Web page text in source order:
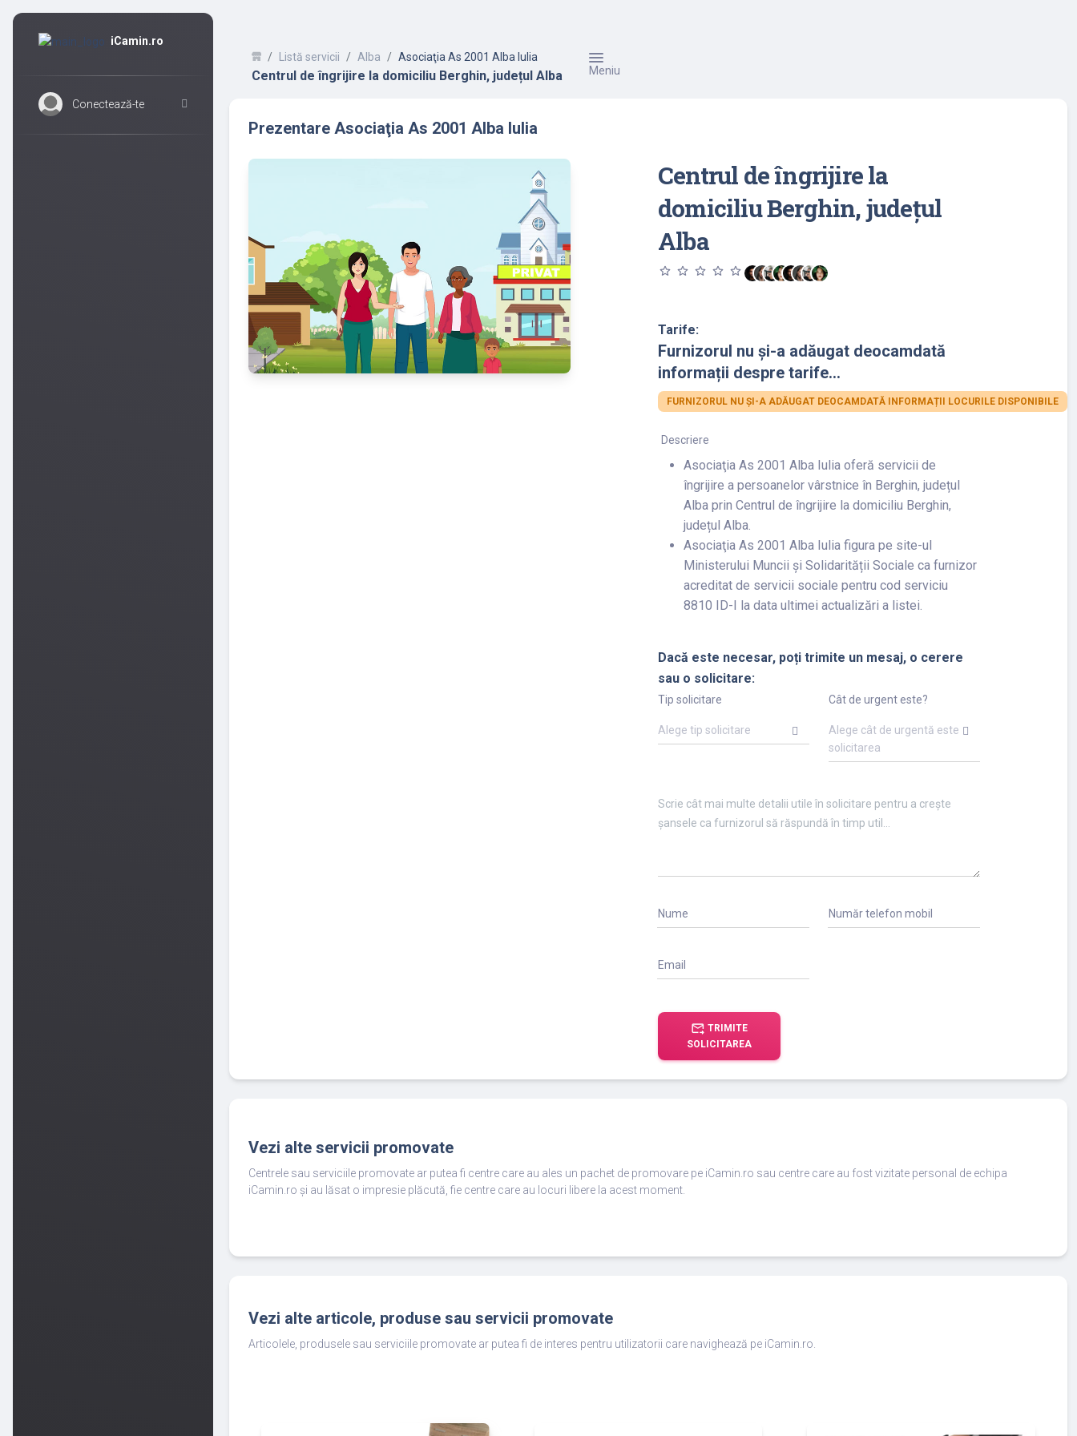
iCamin.ro
Conectează-te
Listă servicii Alba Asociaţia As 2001 Alba Iulia
Centrul de îngrijire la domiciliu Berghin, județul Alba Meniu
Prezentare Asociaţia As 2001 Alba Iulia
Centrul de îngrijire la
domiciliu Berghin, județul
Alba
star_outline star_outline star_outline star_outline star_outline
Tarife:
Furnizorul nu și-a adăugat deocamdată
informații despre tarife...
FURNIZORUL NU ȘI-A ADĂUGAT DEOCAMDATĂ INFORMAȚII LOCURILE DISPONIBILE
Descriere
Asociaţia As 2001 Alba Iulia oferă servicii de
îngrijire a persoanelor vârstnice în Berghin, județul
Alba prin Centrul de îngrijire la domiciliu Berghin,
județul Alba.
Asociaţia As 2001 Alba Iulia figura pe site-ul
Ministerului Muncii și Solidarității Sociale ca furnizor
acreditat de servicii sociale pentru cod serviciu
8810 ID-I la data ultimei actualizări a listei.
Dacă este necesar, poți trimite un mesaj, o cerere
sau o solicitare:
Tip solicitare
Alege tip solicitare
Cât de urgent este?
Alege cât de urgentă este
solicitarea
Nume Număr telefon mobil
Email
forward_to_inbox TRIMITE
SOLICITAREA
Vezi alte servicii promovate
Centrele sau serviciile promovate ar putea fi centre care au ales un pachet de promovare pe iCamin.ro sau centre care au fost vizitate personal de echipa
iCamin.ro și au lăsat o impresie plăcută, fie centre care au locuri libere la acest moment.
Vezi alte articole, produse sau servicii promovate
Articolele, produsele sau serviciile promovate ar putea fi de interes pentru utilizatorii care navighează pe iCamin.ro.